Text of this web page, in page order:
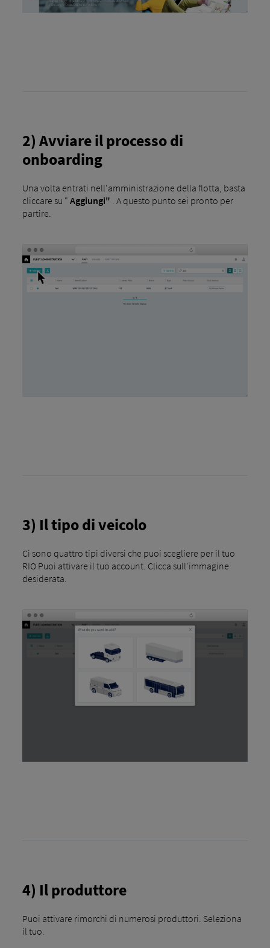
2) Avviare il processo di
onboarding
Una volta entrati nell'amministrazione della flotta, basta
cliccare su " Aggiungi" . A questo punto sei pronto per
partire.
3) Il tipo di veicolo
Ci sono quattro tipi diversi che puoi scegliere per il tuo
RIO Puoi attivare il tuo account. Clicca sull'immagine
desiderata.
4) Il produttore
Puoi attivare rimorchi di numerosi produttori. Seleziona
il tuo.